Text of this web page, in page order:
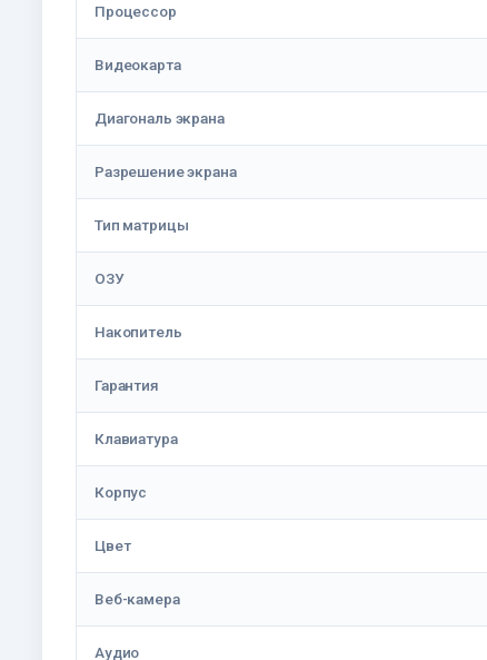
Процессор
Видеокарта
Диагональ экрана
Разрешение экрана
Тип матрицы
ОЗУ
Накопитель
Гарантия
Клавиатура
Корпус
Цвет
Веб-камера
Аудио